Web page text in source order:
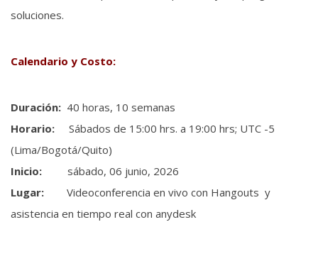
soluciones.
Calendario y Costo:
Duración: 40 horas, 10 semanas
Horario: Sábados de 15:00 hrs. a 19:00 hrs; UTC -5
(Lima/Bogotá/Quito)
Inicio: sábado, 06 junio, 2026
Lugar: Videoconferencia en vivo con Hangouts y
asistencia en tiempo real con anydesk